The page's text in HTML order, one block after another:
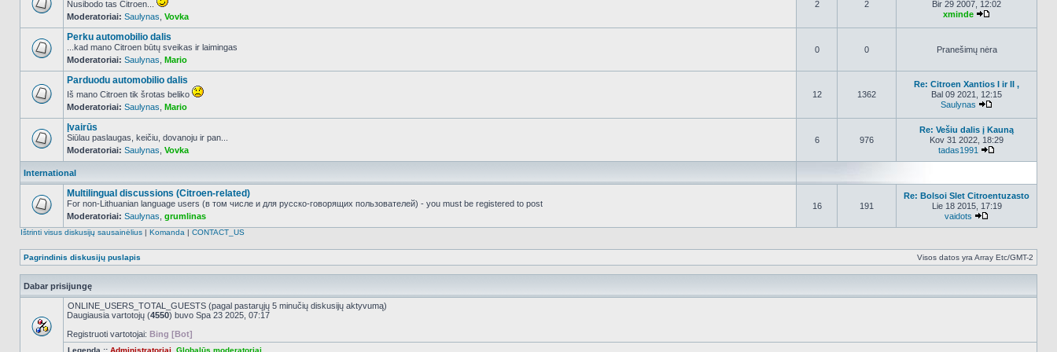
NO_UNREAD_POSTS
Nusibodo tas Citroen...
Moderatoriai: Saulynas Vovka
2 2
Bir 29 2007, 12:02
xminde
NO_UNREAD_POSTS
Perku automobilio dalis
...kad mano Citroen būtų sveikas ir laimingas
Moderatoriai: Saulynas Mario
0 0 Pranešimų nėra
NO_UNREAD_POSTS
Parduodu automobilio dalis
Iš mano Citroen tik šrotas beliko
Moderatoriai: Saulynas Mario
12 1362
Re: Citroen Xantios I ir II ,
Bal 09 2021, 12:15
Saulynas
NO_UNREAD_POSTS
Įvairūs
Siūlau paslaugas, keičiu, dovanoju ir pan...
Moderatoriai: Saulynas Vovka
6 976
Re: Vešiu dalis į Kauną
Kov 31 2022, 18:29
tadas1991
International
NO_UNREAD_POSTS
Multilingual discussions (Citroen-related)
For non-Lithuanian language users (в том числе и для русско-говорящих пользователей) - you must be registered to post
Moderatoriai: Saulynas grumlinas
16 191
Re: Bolsoi Slet Citroentuzasto
Lie 18 2015, 17:19
vaidots
Ištrinti visus diskusijų sausainėlius | Komanda | CONTACT_US
Pagrindinis diskusijų puslapis Visos datos yra Array Etc/GMT-2
Dabar prisijungę
ONLINE_USERS_TOTAL_GUESTS (pagal pastarųjų 5 minučių diskusijų aktyvumą)
Daugiausia vartotojų (4550) buvo Spa 23 2025, 07:17
Registruoti vartotojai: Bing [Bot]
Legenda :: Administratoriai Globalūs moderatoriai